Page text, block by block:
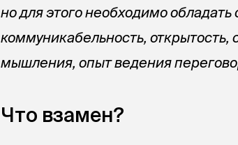
но для этого необходимо
коммуникабельность, открытость,
мышления, опыт ведения
Что взамен?